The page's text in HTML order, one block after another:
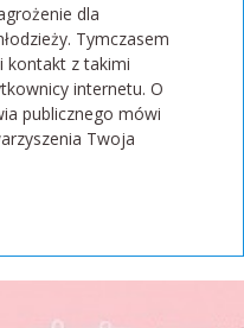
dla
Tymczasem
kontakt z takimi
internetu. O
publicznego mówi
Twoja